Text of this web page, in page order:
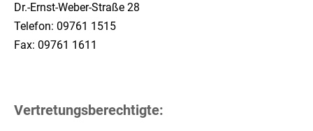
Dr.-Ernst-Weber-Straße 28
Telefon: 09761 1515
Fax: 09761 1611
Vertretungsberechtigte: